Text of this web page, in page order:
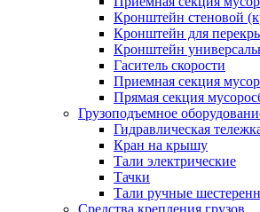
Кронштейн стеновой
Кронштейн для
Кронштейн
Гаситель скорости
Приемная секция
Прямая секция
Грузоподъемное
Гидравлическая
Кран на крышу
Тали электрические
Тачки
Тали ручные
Средства крепления грузов